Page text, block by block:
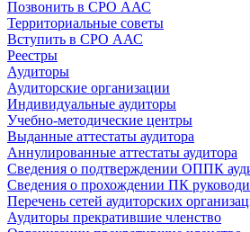
Позвонить в СРО ААС
Территориальные советы
Вступить в СРО ААС
Реестры
Аудиторы
Аудиторские организации
Индивидуальные аудиторы
Учебно-методические центры
Выданные аттестаты аудитора
Аннулированные аттестаты аудитора
Сведения о подтверждении ОППК
Сведения о прохождении ПК
Перечень сетей аудиторских
Аудиторы прекратившие членство